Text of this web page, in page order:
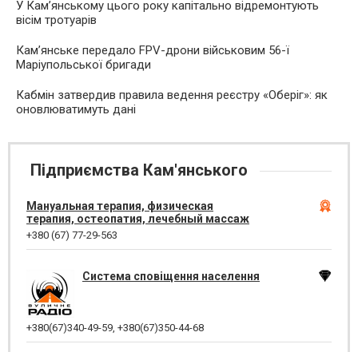
У Кам’янському цього року капітально відремонтують
вісім тротуарів
Кам’янське передало FPV-дрони військовим 56-ї
Маріупольської бригади
Кабмін затвердив правила ведення реєстру «Оберіг»: як
оновлюватимуть дані
Підприємства Кам'янського
Мануальная терапия, физическая
терапия, остеопатия, лечебный массаж
+380 (67) 77-29-563
Система сповіщення населення
+380(67)340-49-59 +380(67)350-44-68